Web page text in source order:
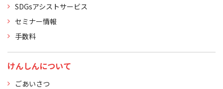
SDGsアシストサービス
セミナー情報
手数料
けんしんについて
ごあいさつ